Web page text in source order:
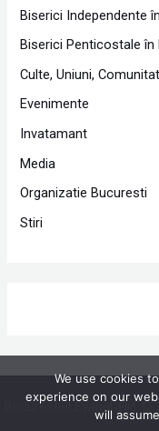
Biserici Independente
Biserici Penticostale în
Culte, Uniuni,
Evenimente
Invatamant
Media
Organizatie Bucuresti
Stiri
Bucurestiul Evanghelic
We use cookies
experience on our
will